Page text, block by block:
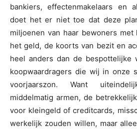
bankiers, effectenmakelaars en
doet het er niet toe dat deze
miljoenen van haar bewoners met
het geld, de koorts van bezit en
heel anders dan de bespottelijke
koopwaardragers die wij in onze
voorjaarszon. Want
middelmatig armen, de
voor kleingeld of creditcards,
werkelijk zouden willen, maar